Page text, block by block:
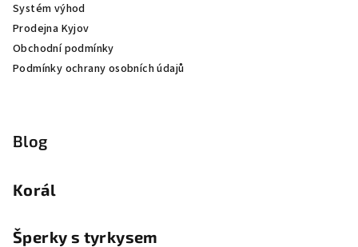
Systém výhod
Prodejna Kyjov
Obchodní podmínky
Podmínky ochrany osobních údajů
Blog
Korál
Šperky s tyrkysem